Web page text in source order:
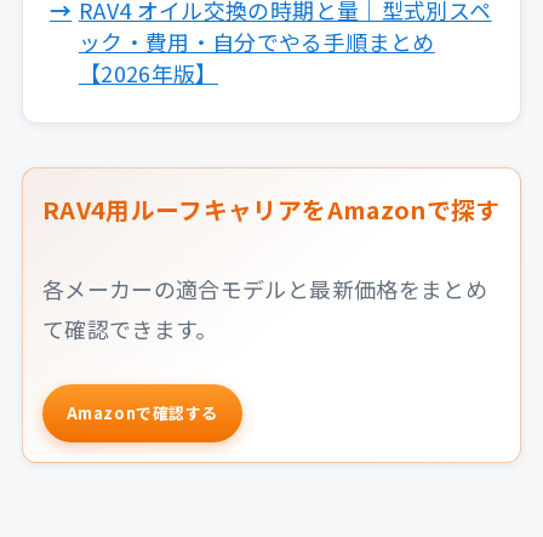
RAV4 オイル交換の時期と量｜型式別スペ
ック・費用・自分でやる手順まとめ
【2026年版】
RAV4用ルーフキャリアをAmazonで探す
各メーカーの適合モデルと最新価格をまとめ
て確認できます。
Amazonで確認する